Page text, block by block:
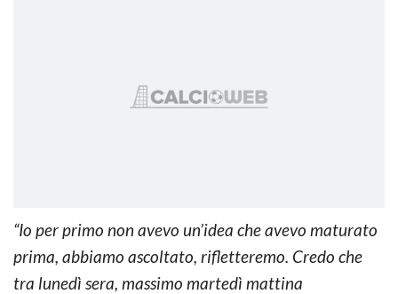
“Io per primo non avevo un’idea che avevo maturato
prima, abbiamo ascoltato, rifletteremo. Credo che
tra lunedì sera, massimo martedì mattina